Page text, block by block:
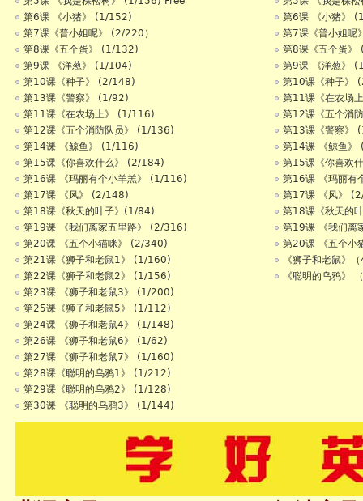
第6课 《小猪》 (1/152)
第7课《普小姐呢》 (2/220）
第8课《五个蛋》 (1/132)
第9课 《洋葱》 (1/104)
第10课《种子》 (2/148)
第13课《警察》 (1/92)
第11课《在农场上》 (1/116)
第12课《五个消防队员》 (1/136)
第14课 《鲸鱼》 (1/116)
第15课《你喜欢什么》 (2/184)
第16课 《玛丽有个小羊羔》 (1/116)
第17课 《风》 (2/148)
第18课《秋天的叶子》(1/84)
第19课 《我们离家五里路》 (2/316)
第20课 《五个小猫咪》 (2/340)
第21课《狮子和老鼠1》 (1/160)
第22课《狮子和老鼠2》 (1/156)
第23课 《狮子和老鼠3》 (1/200)
第25课《狮子和老鼠5》 (1/112)
第24课 《狮子和老鼠4》 (1/148)
第26课 《狮子和老鼠6》 (1/62)
第27课 《狮子和老鼠7》 (1/160)
第28课《聪明的乌鸦1》 (1/212)
第29课《聪明的乌鸦2》 (1/128)
第30课 《聪明的乌鸦3》 (1/144)
第6课 《小猪》
第7课《普小姐
第8课《五个蛋
第9课 《洋葱》
第10课《种子》
第11课《在农场
第12课《五个消
第13课《警察》
第14课 《鲸鱼
第15课《你喜欢
第16课 《玛丽有
第17课 《风》
第18课《秋天的
第19课 《我们离
第20课 《五个
《狮子和老鼠》
《聪明的乌鸦》